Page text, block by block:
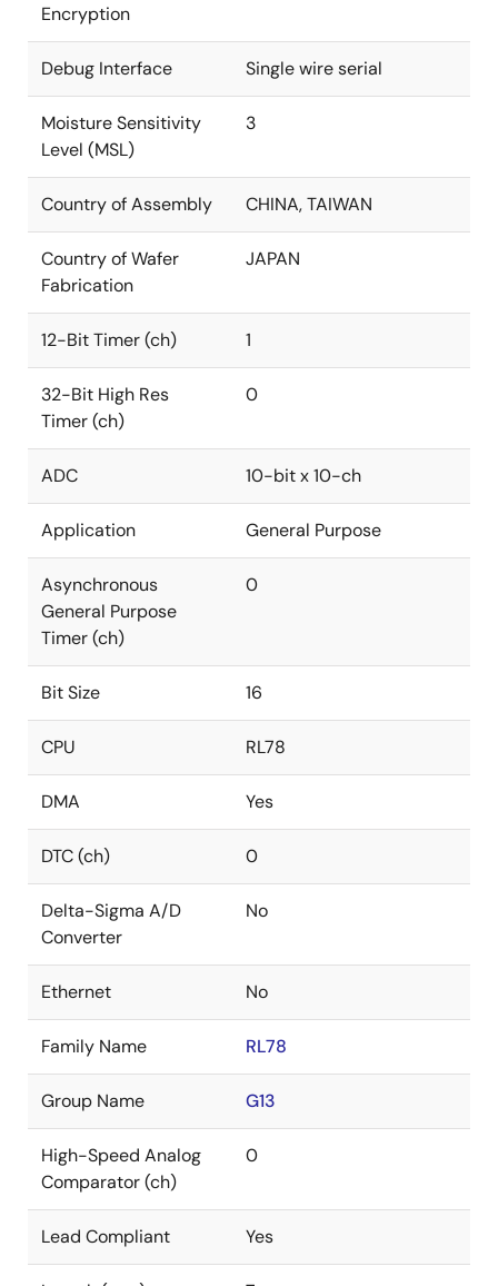
Encryption
Debug Interface Single wire serial
Moisture Sensitivity
Level (MSL)
3
Country of Assembly CHINA, TAIWAN
Country of Wafer
Fabrication
JAPAN
12-Bit Timer (ch) 1
32-Bit High Res
Timer (ch)
0
ADC 10-bit x 10-ch
Application General Purpose
Asynchronous
General Purpose
Timer (ch)
0
Bit Size 16
CPU RL78
DMA Yes
DTC (ch) 0
Delta-Sigma A/D
Converter
No
Ethernet No
Family Name RL78
Group Name G13
High-Speed Analog
Comparator (ch)
0
Lead Compliant Yes